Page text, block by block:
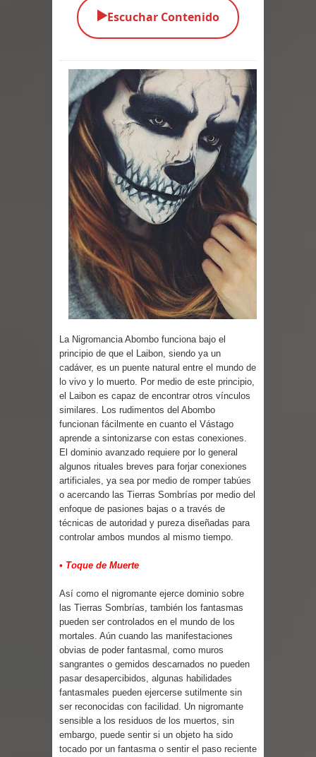
Parte 09: Los Muertos Cuentan
Cuentos
Parte 08: Ultratumba
Parte 07: Asuntos que Resolver
Parte 06: El Trato con los Muertos
Parte 05: Sitiados
Parte 04: Se Descubre el Pastel
Parte 03: Una Piraña en el Bidé
Parte 02: Los Muertos Gobiernan a
los Vivos
▶️Escuchar Contenido
La Nigromancia Abombo funciona bajo el
principio de que el Laibon, siendo ya un
cadáver, es un puente natural entre el mundo de
lo vivo y lo muerto. Por medio de este principio,
el Laibon es capaz de encontrar otros vínculos
similares. Los rudimentos del Abombo
funcionan fácilmente en cuanto el Vástago
aprende a sintonizarse con estas conexiones.
El dominio avanzado requiere por lo general
algunos rituales breves para forjar conexiones
artificiales, ya sea por medio de romper tabúes
o acercando las Tierras Sombrías por medio del
enfoque de pasiones bajas o a través de
técnicas de autoridad y pureza diseñadas para
controlar ambos mundos al mismo tiempo.
• Toque de Muerte
Así como el nigromante ejerce dominio sobre
las Tierras Sombrías, también los fantasmas
pueden ser controlados en el mundo de los
mortales. Aún cuando las manifestaciones
obvias de poder fantasmal, como muros
sangrantes o gemidos descarnados no pueden
pasar desapercibidos, algunas habilidades
fantasmales pueden ejercerse sutilmente sin
ser reconocidas con facilidad. Un nigromante
sensible a los residuos de los muertos, sin
embargo, puede sentir si un objeto ha sido
tocado por un fantasma o sentir el paso reciente